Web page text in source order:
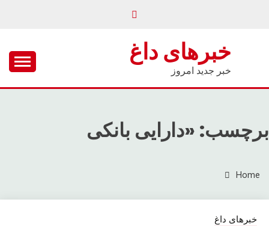
خبرهای داغ
خبر جدید امروز
برچسب: «دارایی بانکی
Home
خبرهای داغ